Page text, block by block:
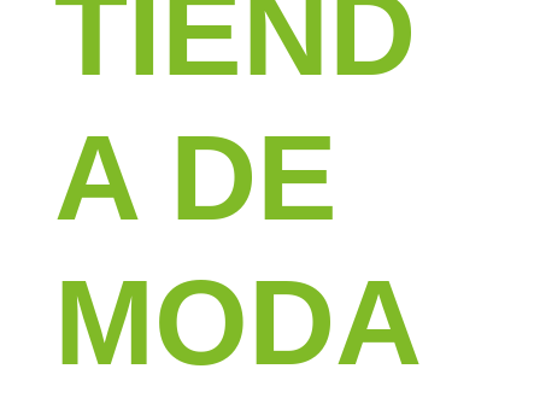
TIEND
A DE
MODA